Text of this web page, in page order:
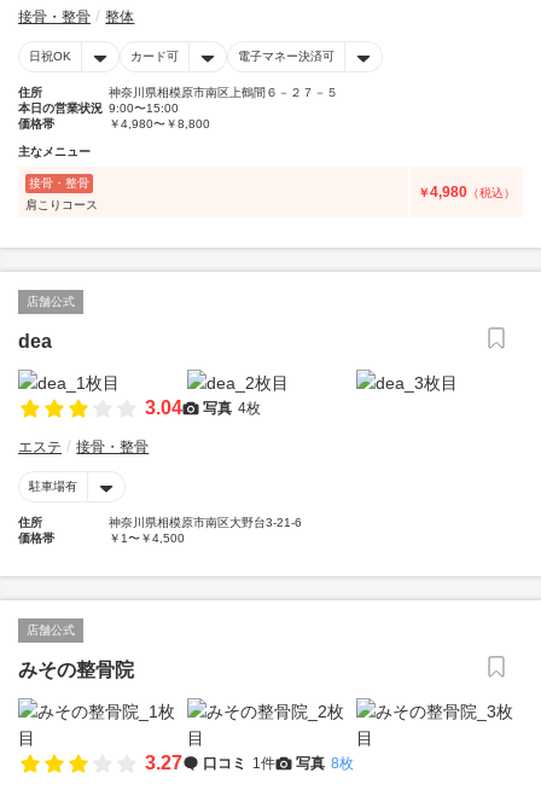
接骨・整骨 整体
日祝OK カード可 電子マネー決済可
住所
神奈川県相模原市南区上鶴間６－２７－５
本日の営業状況 9:00〜15:00
価格帯
￥4,980〜￥8,800
主なメニュー
接骨・整骨
肩こりコース
￥4,980 （税込）
店舗公式
dea
3.04 写真 4枚
エステ 接骨・整骨
駐車場有
住所
神奈川県相模原市南区大野台3-21-6
価格帯
￥1〜￥4,500
店舗公式
みその整骨院
3.27 口コミ 1件 写真 8枚